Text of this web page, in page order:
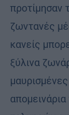
προτίμησαν
ζωντανές
κανείς
ξύλινα